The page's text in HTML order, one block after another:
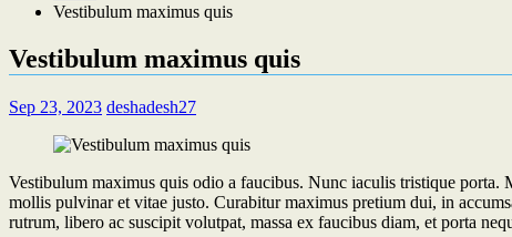
Vestibulum maximus quis
Vestibulum maximus quis
Sep 23, 2023 deshadesh27
Vestibulum maximus quis odio a faucibus. Nunc iaculis tristique porta.
mollis pulvinar et vitae justo. Curabitur maximus pretium dui, in
rutrum, libero ac suscipit volutpat, massa ex faucibus diam, et porta